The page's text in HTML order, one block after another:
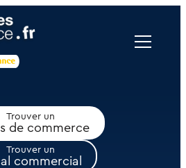
Trouver un
de commerce
Trouver un
commercial